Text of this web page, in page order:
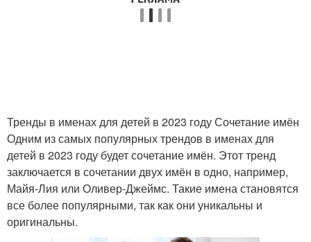
Тренды в именах для детей в 2023 году Сочетание имён
Одним из самых популярных трендов в именах для
детей в 2023 году будет сочетание имён. Этот тренд
заключается в сочетании двух имён в одно, например,
Майя-Лия или Оливер-Джеймс. Такие имена становятся
все более популярными, так как они уникальны и
оригинальны.